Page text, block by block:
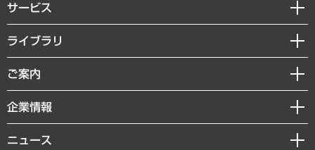
サービス
経営戦略
組織・人事戦略
デジタルイノベーション
共生・ダイバーシティ
ライブラリ
経済調査
レポート
コラム
ご案内
セミナー・イベント情報
MUFGビジネスセミナー
受託案件情報
企業情報
私たちの想い
ニュース